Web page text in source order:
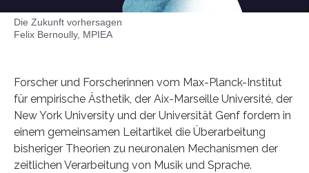
Die Zukunft vorhersagen
Felix Bernoully, MPIEA
Forscher und Forscherinnen vom Max-Planck-Institut
für empirische Ästhetik, der Aix-Marseille Université, der
New York University und der Universität Genf fordern in
einem gemeinsamen Leitartikel die Überarbeitung
bisheriger Theorien zu neuronalen Mechanismen der
zeitlichen Verarbeitung von Musik und Sprache.